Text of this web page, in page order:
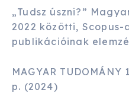
„Tudsz úszni?”
2022 közötti,
publikációinak
MAGYAR TUDOMÁNY
p. (2024)